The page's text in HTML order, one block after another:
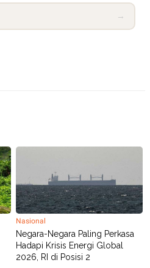
→
Nasional
Negara-Negara Paling Perkasa
Hadapi Krisis Energi Global
2026, RI di Posisi 2